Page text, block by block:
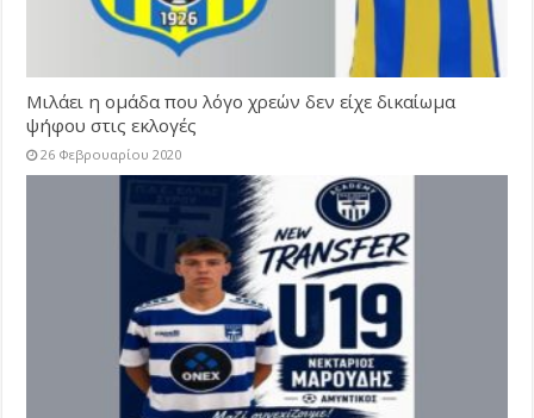
Μιλάει η ομάδα που λόγο χρεών δεν είχε δικαίωμα
ψήφου στις εκλογές
26 Φεβρουαρίου 2020